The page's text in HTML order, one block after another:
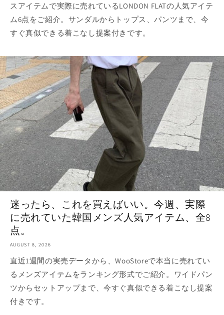
スアイテムで実際に売れているLONDON FLATの人気アイテ
ム6点をご紹介。サンダルからトップス、パンツまで、今
すぐ真似できる着こなし提案付きです。
迷ったら、これを買えばいい。今週、実際
に売れていた韓国メンズ人気アイテム、全8
点。
AUGUST 8, 2026
直近1週間の実売データから、WooStoreで本当に売れてい
るメンズアイテムをランキング形式でご紹介。ワイドパン
ツからセットアップまで、今すぐ真似できる着こなし提案
付きです。